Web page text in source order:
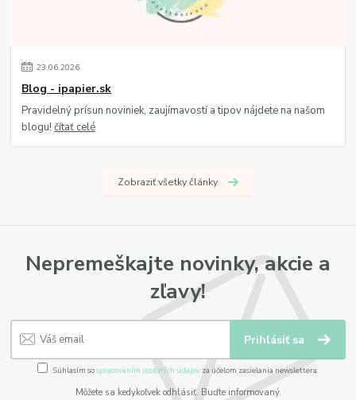
23.06.2026
Blog - ipapier.sk
Pravidelný prísun noviniek, zaujímavostí a tipov nájdete na našom
blogu!čítať celé
Zobraziť všetky články
Nepremeškajte novinky, akcie a
zľavy!
Prihlásiť sa
Súhlasím sospracovaním osobných údajov za účelom zasielania newslettera.
Môžete sa kedykoľvek odhlásiť. Buďte informovaný.